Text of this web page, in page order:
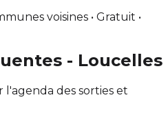
voisines • Gratuit •
- Loucelles
l'agenda des sorties et